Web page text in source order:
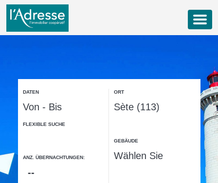
M
e
n
DATEN
FLEXIBLE SUCHE
ANZ. ÜBERNACHTUNGEN:
ORT
GEBÄUDE